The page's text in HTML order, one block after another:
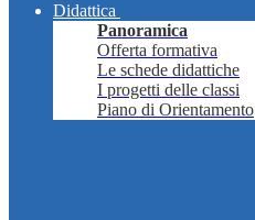
Didattica
Panoramica
Offerta formativa
Le schede didattiche
I progetti delle classi
Piano di Orientamento